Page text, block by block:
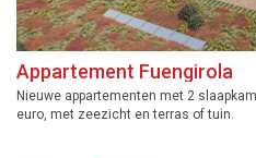
Appartement Fuengirola
Nieuwe appartementen met 2
euro, met zeezicht en terras of tuin.